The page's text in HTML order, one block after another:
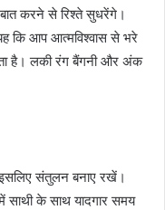
करने से रिश्ते सुधरेंगे।
यह कि आप आत्मविश्वास से भरे
है। लकी रंग बैंगनी और अंक
इसलिए संतुलन बनाए रखें।
साथी के साथ यादगार समय